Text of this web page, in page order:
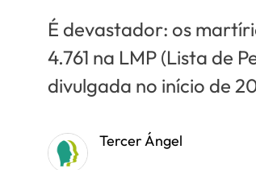
É devastador: os
4.761 na LMP (Lista de
divulgada no início de
Tercer Ángel